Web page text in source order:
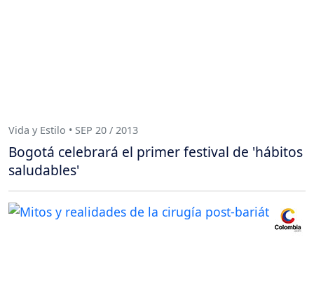
Vida y Estilo • SEP 20 / 2013
Bogotá celebrará el primer festival de 'hábitos
saludables'